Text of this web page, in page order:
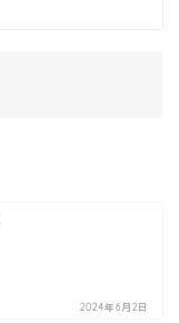
2024年6月2日